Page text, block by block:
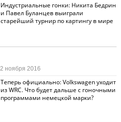
Индустриальные гонки: Никита Бедрин
и Павел Буланцев выиграли
старейший турнир по картингу в мире
Теперь официально: Volkswagen уходит
из WRC. Что будет дальше с гоночными
программами немецкой марки?
2 ноября 2016